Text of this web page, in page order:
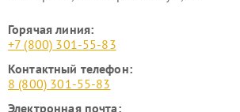
Горячая линия:
+7 (800) 301-55-83
Контактный телефон:
8 (800) 301-55-83
Электронная почта: